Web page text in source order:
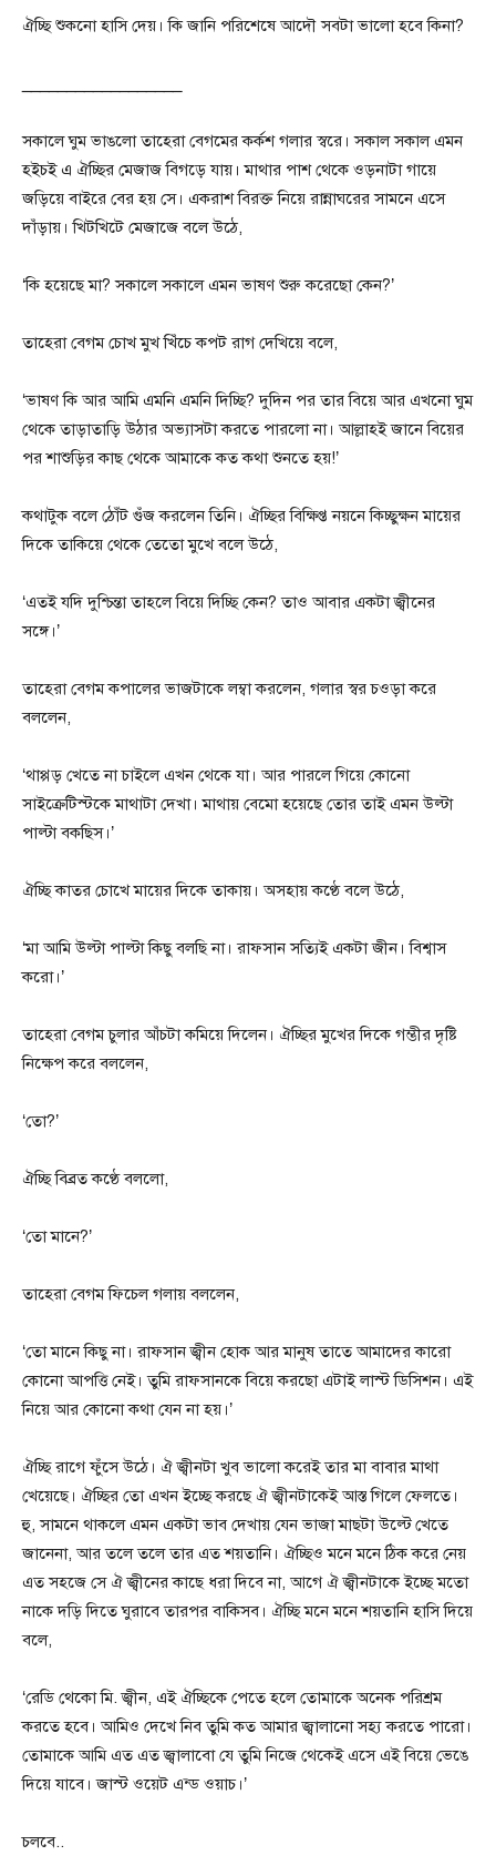
ঐচ্ছি শুকনো হাসি দেয়। কি জানি পরিশেষে আদৌ সবটা ভালো হবে কিনা?
সকালে ঘুম ভাঙলো তাহেরা বেগমের কর্কশ গলার স্বরে। সকাল সকাল এমন
হইচই এ ঐচ্ছির মেজাজ বিগড়ে যায়। মাথার পাশ থেকে ওড়নাটা গায়ে
জড়িয়ে বাইরে বের হয় সে। একরাশ বিরক্ত নিয়ে রান্নাঘরের সামনে এসে
দাঁড়ায়। খিটখিটে মেজাজে বলে উঠে,
‘কি হয়েছে মা? সকালে সকালে এমন ভাষণ শুরু করেছো কেন?’
তাহেরা বেগম চোখ মুখ খিঁচে কপট রাগ দেখিয়ে বলে,
‘ভাষণ কি আর আমি এমনি এমনি দিচ্ছি? দুদিন পর তার বিয়ে আর এখনো ঘুম
থেকে তাড়াতাড়ি উঠার অভ্যাসটা করতে পারলো না। আল্লাহই জানে বিয়ের
পর শাশুড়ির কাছ থেকে আমাকে কত কথা শুনতে হয়!’
কথাটুক বলে ঠোঁট গুঁজ করলেন তিনি। ঐচ্ছির বিক্ষিপ্ত নয়নে কিচ্ছুক্ষন মায়ের
দিকে তাকিয়ে থেকে তেতো মুখে বলে উঠে,
‘এতই যদি দুশ্চিন্তা তাহলে বিয়ে দিচ্ছি কেন? তাও আবার একটা জ্বীনের
সঙ্গে।’
তাহেরা বেগম কপালের ভাজটাকে লম্বা করলেন, গলার স্বর চওড়া করে
বললেন,
‘থাপ্পড় খেতে না চাইলে এখন থেকে যা। আর পারলে গিয়ে কোনো
সাইক্রেটিস্টকে মাথাটা দেখা। মাথায় বেমো হয়েছে তোর তাই এমন উল্টা
পাল্টা বকছিস।’
ঐচ্ছি কাতর চোখে মায়ের দিকে তাকায়। অসহায় কণ্ঠে বলে উঠে,
‘মা আমি উল্টা পাল্টা কিছু বলছি না। রাফসান সত্যিই একটা জীন। বিশ্বাস
করো।’
তাহেরা বেগম চুলার আঁচটা কমিয়ে দিলেন। ঐচ্ছির মুখের দিকে গম্ভীর দৃষ্টি
নিক্ষেপ করে বললেন,
‘তো?’
ঐচ্ছি বিব্রত কণ্ঠে বললো,
‘তো মানে?’
তাহেরা বেগম ফিচেল গলায় বললেন,
‘তো মানে কিছু না। রাফসান জ্বীন হোক আর মানুষ তাতে আমাদের কারো
কোনো আপত্তি নেই। তুমি রাফসানকে বিয়ে করছো এটাই লাস্ট ডিসিশন। এই
নিয়ে আর কোনো কথা যেন না হয়।’
ঐচ্ছি রাগে ফুঁসে উঠে। ঐ জ্বীনটা খুব ভালো করেই তার মা বাবার মাথা
খেয়েছে। ঐচ্ছির তো এখন ইচ্ছে করছে ঐ জ্বীনটাকেই আস্ত গিলে ফেলতে।
হু, সামনে থাকলে এমন একটা ভাব দেখায় যেন ভাজা মাছটা উল্টে খেতে
জানেনা, আর তলে তলে তার এত শয়তানি। ঐচ্ছিও মনে মনে ঠিক করে নেয়
এত সহজে সে ঐ জ্বীনের কাছে ধরা দিবে না, আগে ঐ জ্বীনটাকে ইচ্ছে মতো
নাকে দড়ি দিতে ঘুরাবে তারপর বাকিসব। ঐচ্ছি মনে মনে শয়তানি হাসি দিয়ে
বলে,
‘রেডি থেকো মি. জ্বীন, এই ঐচ্ছিকে পেতে হলে তোমাকে অনেক পরিশ্রম
করতে হবে। আমিও দেখে নিব তুমি কত আমার জ্বালানো সহ্য করতে পারো।
তোমাকে আমি এত এত জ্বালাবো যে তুমি নিজে থেকেই এসে এই বিয়ে ভেঙে
দিয়ে যাবে। জাস্ট ওয়েট এন্ড ওয়াচ।’
চলবে..